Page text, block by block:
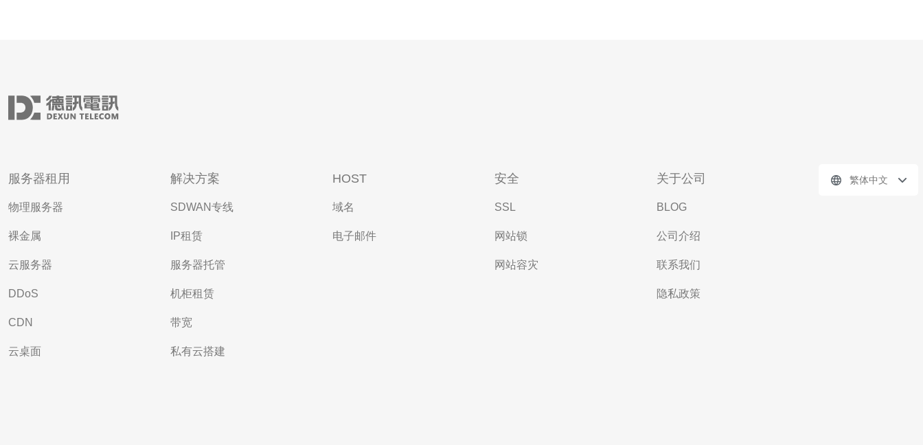
服务器租用
物理服务器
裸金属
云服务器
DDoS
CDN
云桌面
解决方案
SDWAN专线
IP租赁
服务器托管
机柜租赁
带宽
私有云搭建
HOST
域名
电子邮件
安全
SSL
网站锁
网站容灾
关于公司
BLOG
公司介绍
联系我们
隐私政策
繁体中文